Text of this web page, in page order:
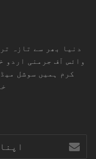
دنیا بھر سے تازہ
وائس آف جرمنی اردو
کرم ہمیں سوشل
ای